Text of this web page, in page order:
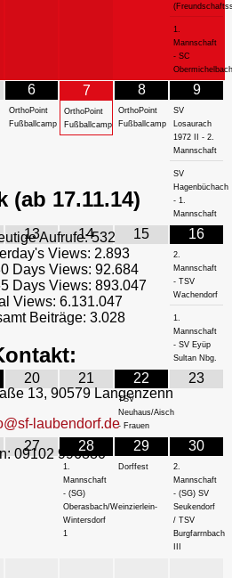
1.
Mannschaft
- SC
Obermichelbach
6
OrthoPoint
Fußballcamp
7
OrthoPoint
Fußballcamp
8
OrthoPoint
Fußballcamp
9
SV
Losaurach
1972 II - 2.
Mannschaft
SV
Hagenbüchach
- 1.
Mannschaft
13 14 15 16
2.
Mannschaft
- TSV
Wachendorf
1.
Mannschaft
- SV Eyüp
Sultan Nbg.
20 21 22
TSV
Neuhaus/Aisch
- Frauen
23
27 28
1.
Mannschaft
- (SG)
Oberasbach/Weinzierlein-
Wintersdorf
1
29
Dorffest
30
2.
Mannschaft
- (SG) SV
Seukendorf
/ TSV
Burgfarrnbach
(ab 17.11.14)
Aufrufe:532
Views: 2.893
Days Views: 92.684
Days Views: 893.047
Views: 6.131.047
Beiträge: 3.028
13, 90579 Langenzenn
laubendorf.de
09102 996880